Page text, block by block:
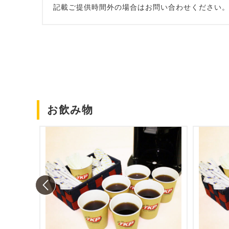
記載ご提供時間外の場合はお問い合わせください。
お飲み物